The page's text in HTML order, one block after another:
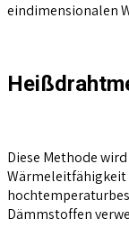
eindimensionalen
Diese Methode
Wärmeleitfähigkeit
Dämmstoffen